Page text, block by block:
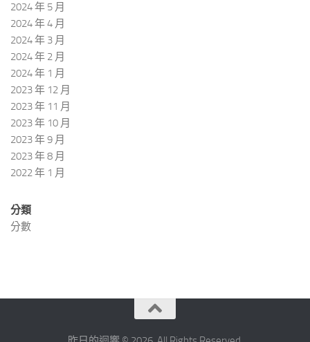
2024 年 5 月
2024 年 4 月
2024 年 3 月
2024 年 2 月
2024 年 1 月
2023 年 12 月
2023 年 11 月
2023 年 10 月
2023 年 9 月
2023 年 8 月
2022 年 1 月
分類
分數